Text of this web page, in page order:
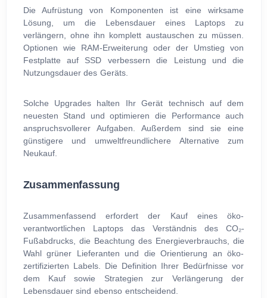
Die Aufrüstung von Komponenten ist eine wirksame
Lösung, um die Lebensdauer eines Laptops zu
verlängern, ohne ihn komplett austauschen zu müssen.
Optionen wie RAM-Erweiterung oder der Umstieg von
Festplatte auf SSD verbessern die Leistung und die
Nutzungsdauer des Geräts.
Solche Upgrades halten Ihr Gerät technisch auf dem
neuesten Stand und optimieren die Performance auch
anspruchsvollerer Aufgaben. Außerdem sind sie eine
günstigere und umweltfreundlichere Alternative zum
Neukauf.
Zusammenfassung
Zusammenfassend erfordert der Kauf eines öko-
verantwortlichen Laptops das Verständnis des CO₂-
Fußabdrucks, die Beachtung des Energieverbrauchs, die
Wahl grüner Lieferanten und die Orientierung an öko-
zertifizierten Labels. Die Definition Ihrer Bedürfnisse vor
dem Kauf sowie Strategien zur Verlängerung der
Lebensdauer sind ebenso entscheidend.